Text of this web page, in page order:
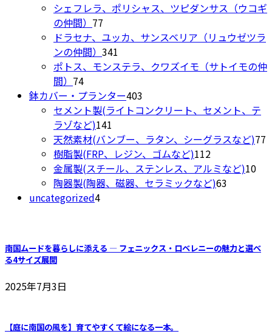
ョ
は
品
ジ
ら
選
択
で
商
個
商
シェフレラ、ポリシャス、ツピダンサス（ウコギ
の仲間） 77
個
の
商
ドラセナ、ユッカ、サンスベリア（リュウゼツラ
ンの仲間） 341
個
商
品
ポトス、モンステラ、クワズイモ（サトイモの仲
間） 7474
個
の
商
品
鉢カバー・プランター403
個
商
品
セメント製(ライトコンクリート、セメント、テ
ラゾなど)141
個
の
商
品
天然素材(バンブー、ラタン、シーグラスなど)77
樹脂製(FRP、レジン、ゴムなど)112112
個
の
金属製(スチール、ステンレス、アルミなど)1010
陶器製(陶器、磁器、セラミックなど)63
品
uncategorized44
品
南国ムードを暮らしに添える ― フェニックス・ロベレニーの魅力と選べ
る4サイズ展開
2025年7月3日
【庭に南国の風を】育てやすくて絵になる一本。